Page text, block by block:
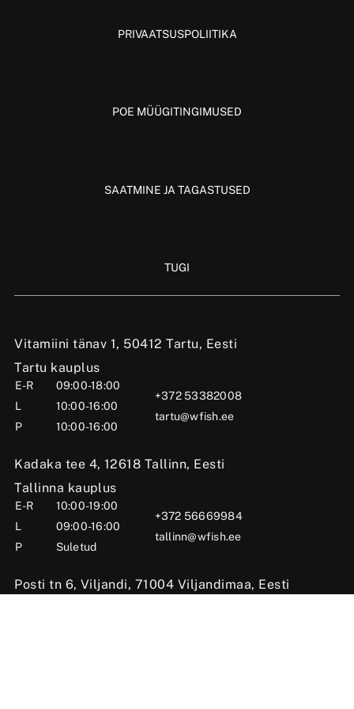
Vitamiini tänav 1, 50412 Tartu, Eesti
Tartu kauplus
E-R
09:00-18:00
L
10:00-16:00
P
10:00-16:00
+372 53382008
tartu@wfish.ee
Kadaka tee 4, 12618 Tallinn, Eesti
Tallinna kauplus
E-R
10:00-19:00
L
09:00-16:00
P
Suletud
+372 56669984
tallinn@wfish.ee
Posti tn 6, Viljandi, 71004 Viljandimaa, Eesti
PRIVAATSUSPOLIITIKA
POE MÜÜGITINGIMUSED
SAATMINE JA TAGASTUSED
TUGI